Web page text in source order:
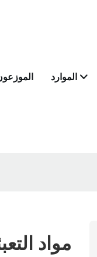
الموارد
مواد